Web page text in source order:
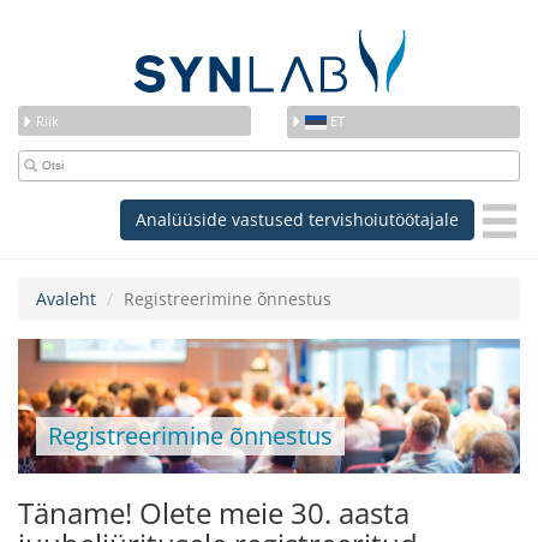
Riik ET
Analüüside vastused tervishoiutöötajale
Avaleht Registreerimine õnnestus
Registreerimine õnnestus
Täname! Olete meie 30. aasta